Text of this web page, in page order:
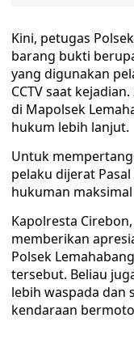
Kini, petugas
barang bukti
yang digunakan
CCTV saat
di Mapolsek
hukum lebih lanjut.
Untuk
pelaku dijerat
hukuman
Kapolresta
memberikan
Polsek
tersebut. Beliau
lebih waspada dan
kendaraan